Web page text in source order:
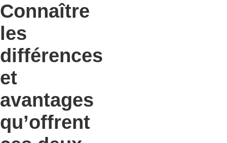
Connaître
les
différences
et
avantages
qu’offrent